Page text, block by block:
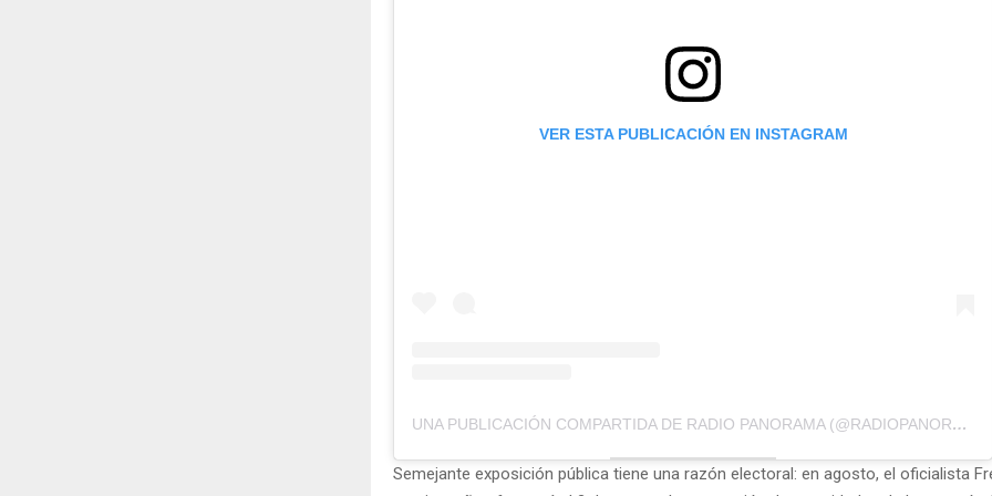
VER ESTA PUBLICACIÓN EN INSTAGRAM
UNA PUBLICACIÓN COMPARTIDA DE RADIO PANORAMA (@RADIOPANORAMA100.1)
Semejante exposición pública tiene una razón electoral: en agosto, el oficialista